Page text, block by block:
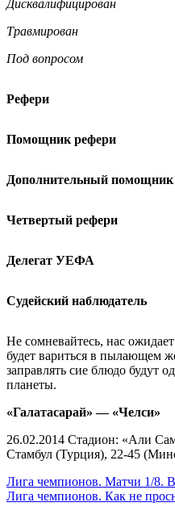
Дисквалифицирован
Травмирован
Под вопросом
Рефери
Помощник рефери
Дополнительный помощник
Четвертый рефери
Делегат УЕФА
Судейский наблюдатель
Не сомневайтесь, нас
будет вариться в пылающем
заправлять сие блюдо будут
планеты.
«Галатасарай» — «Челси»
26.02.2014 Стадион: «Али
Стамбул (Турция), 22-45
Навигация
по
Лига чемпионов. Матчи 1/8.
Лига чемпионов. Как не